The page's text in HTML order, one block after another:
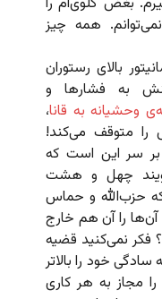
همه چیز
بالای رستوران
به فشارها و
وحشیانه به قانا،
متوقف می‌کند!
بر سر این است که
چهل و هشت
حزب‌الله و حماس
را آن هم خارج
فکر نمی‌کنید قضیه
خود را بالاتر
مجاز به هر کاری